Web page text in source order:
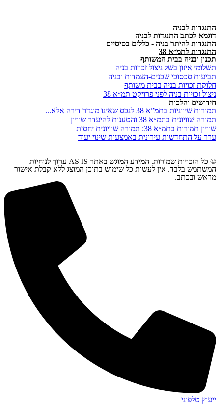
התנגדות לבניה
דוגמא לכתב התנגדות לבניה
התנגדות להיתר בניה - כללים בסיסיים
התנגדות לתמ״א 38
תכנון ובניה בבית המשותף
תשלומי איזון בשל ניצול זכויות בניה
תביעות סכסוכי שכנים-הצמדות ובניה
חלוקת זכויות בניה בבית משותף
ניצול זכויות בניה לפני פרויקט תמ״א 38
חידושים והלכות
תמורות שיווניות בתמ”א 38 לנכס שאינו מוגדר דירה אלא...
תמורה שוויונית בתמ״א 38 והטענות להיעדר שוויון
שוויון תמורות בתמ״א 38: תמורה שוויונית יחסית
ערר על התחדשות עירונית באמצעות שינוי יעוד
© כל הזכויות שמורות. המידע המוגש באתר AS IS ערוך לנוחיות
המשתמש בלבד. אין לעשות כל שימוש בתוכן המוצג ללא קבלת אישור
מראש ובכתב.
ייעוץ טלפוני